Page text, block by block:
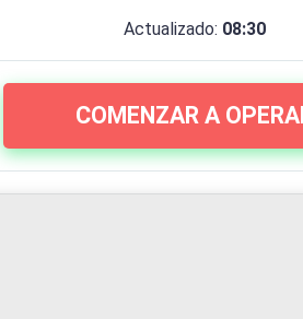
Actualizado: 08:30
COMENZAR A